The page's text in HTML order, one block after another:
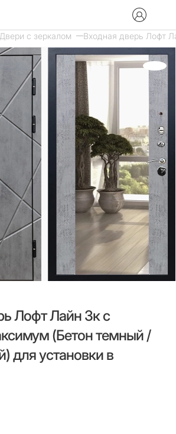
Двери с зеркалом Входная дверь Лофт
Лофт Лайн 3к с
(Бетон темный /
для установки в